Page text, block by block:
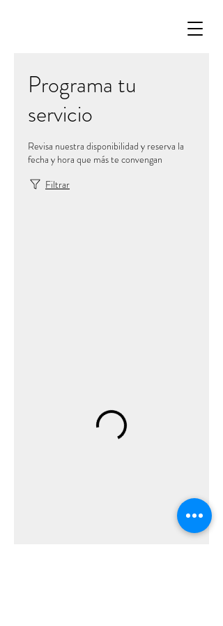
Programa tu
servicio
Revisa nuestra disponibilidad y reserva la
fecha y hora que más te convengan
Filtrar